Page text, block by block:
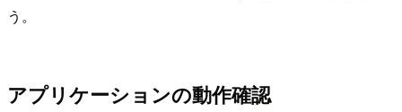
う。
アプリケーションの動作確認